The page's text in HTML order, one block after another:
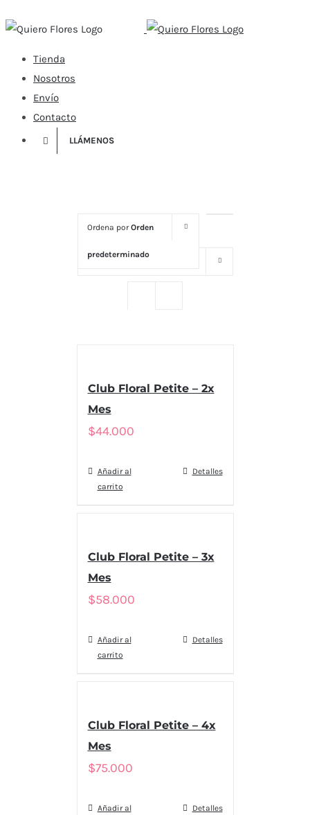
to
contentTienda
Nosotros
Envío
Contacto
LLÁMENOS
Ordena porOrden
predeterminado
Mostrar
Club Floral Petite – 2x
Mes
$44.000
Añadir al
carrito
Detalles
Club Floral Petite – 3x
Mes
$58.000
Añadir al
carrito
Detalles
Club Floral Petite – 4x
Mes
$75.000
Añadir al
Detalles